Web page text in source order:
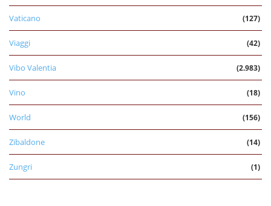
Vaticano (127)
Viaggi (42)
Vibo Valentia (2.983)
Vino (18)
World (156)
Zibaldone (14)
Zungri (1)